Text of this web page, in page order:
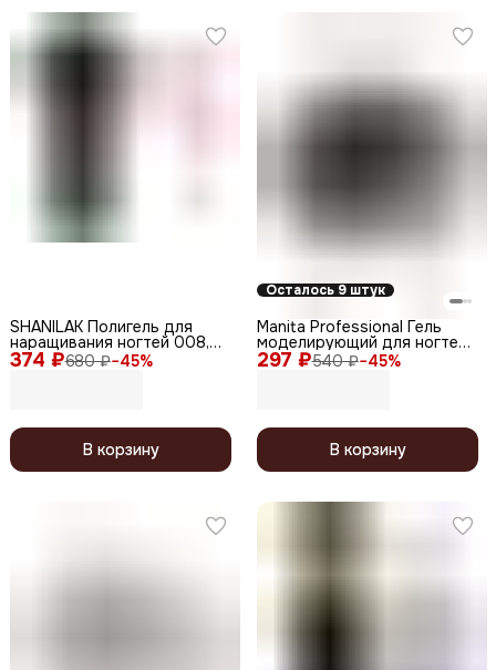
374 ₽680 ₽−45%
SHANILAK Полигель для
наращивания ногтей 008,
нежный розовый
В корзину
Осталось 9 штук
297 ₽540 ₽−45%
Manita Professional Гель
моделирующий для ногтей
/ Builder Gel Fairies №06, 15
мл
В корзину